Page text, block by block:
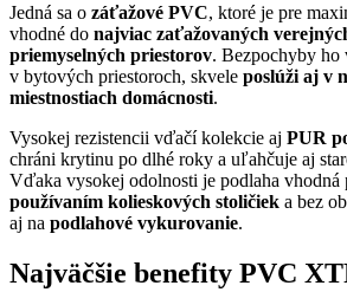
Jedná sa o záťažové PVC, ktoré je pre
vhodné do najviac zaťažovaných
priemyselných priestorov. Bezpochyby ho
v bytových priestoroch, skvele poslúži aj v
miestnostiach domácnosti.
Vysokej rezistencii vďačí kolekcie aj PUR
chráni krytinu po dlhé roky a uľahčuje aj
Vďaka vysokej odolnosti je podlaha vhodná
používaním kolieskových stoličiek a bez
aj na podlahové vykurovanie.
Najväčšie benefity PVC